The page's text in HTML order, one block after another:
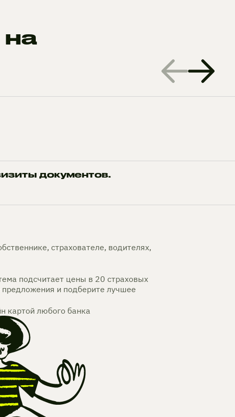
документов.
страхователе, водителях,
подсчитает цены в 20 страховых
и подберите лучшее
картой любого банка